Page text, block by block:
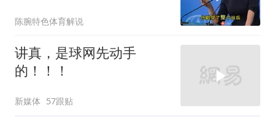
陈腕特色体育解说
讲真，是球网先动手
的！！！
新媒体 57跟贴